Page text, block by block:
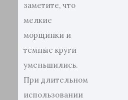
заметите, что
мелкие
морщинки и
темные круги
уменьшились.
При длительном
использовании